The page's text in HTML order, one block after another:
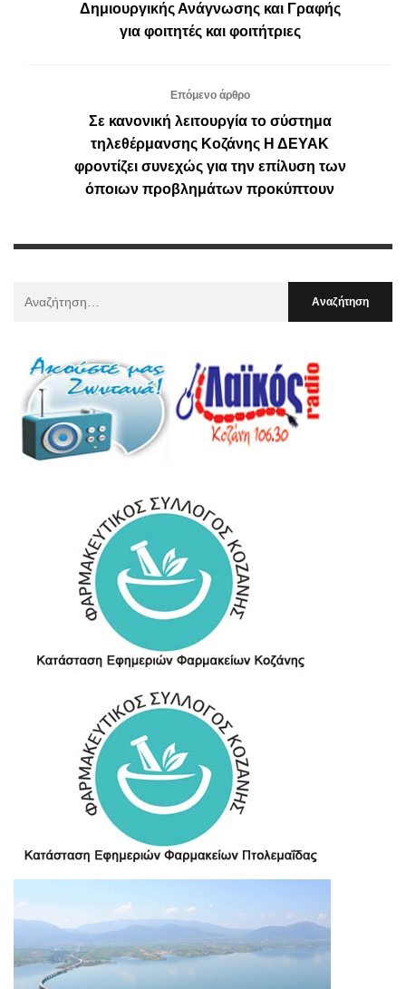
Δημιουργικής Ανάγνωσης και Γραφής
για φοιτητές και φοιτήτριες
Επόμενο άρθρο
Σε κανονική λειτουργία το σύστημα
τηλεθέρμανσης Κοζάνης Η ΔΕΥΑΚ
φροντίζει συνεχώς για την επίλυση των
όποιων προβλημάτων προκύπτουν